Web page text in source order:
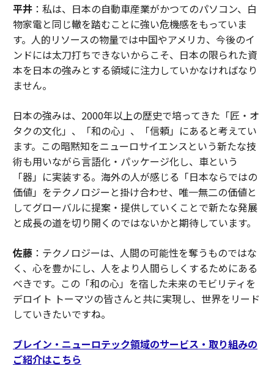
平井：私は、日本の自動車産業がかつてのパソコン、白
物家電と同じ轍を踏むことに強い危機感をもっていま
す。人的リソースの物量では中国やアメリカ、今後のイ
ンドには太刀打ちできないからこそ、日本の限られた資
本を日本の強みとする領域に注力していかなければなり
ません。
日本の強みは、2000年以上の歴史で培ってきた「匠・オ
タクの文化」、「和の心」、「信頼」にあると考えてい
ます。この暗黙知をニューロサイエンスという新たな技
術も用いながら言語化・パッケージ化し、車という
「器」に実装する。海外の人が感じる「日本ならではの
価値」をテクノロジーと掛け合わせ、唯一無二の価値と
してグローバルに提案・提供していくことで新たな発展
と成長の道を切り開くのではないかと期待しています。
佐藤：テクノロジーは、人間の可能性を奪うものではな
く、心を豊かにし、人をより人間らしくするためにある
べきです。この「和の心」を宿した未来のモビリティを
デロイト トーマツの皆さんと共に実現し、世界をリード
していきたいですね。
ブレイン・ニューロテック領域のサービス・取り組みの
ご紹介はこちら